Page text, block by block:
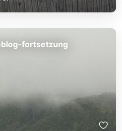
fortsetzung